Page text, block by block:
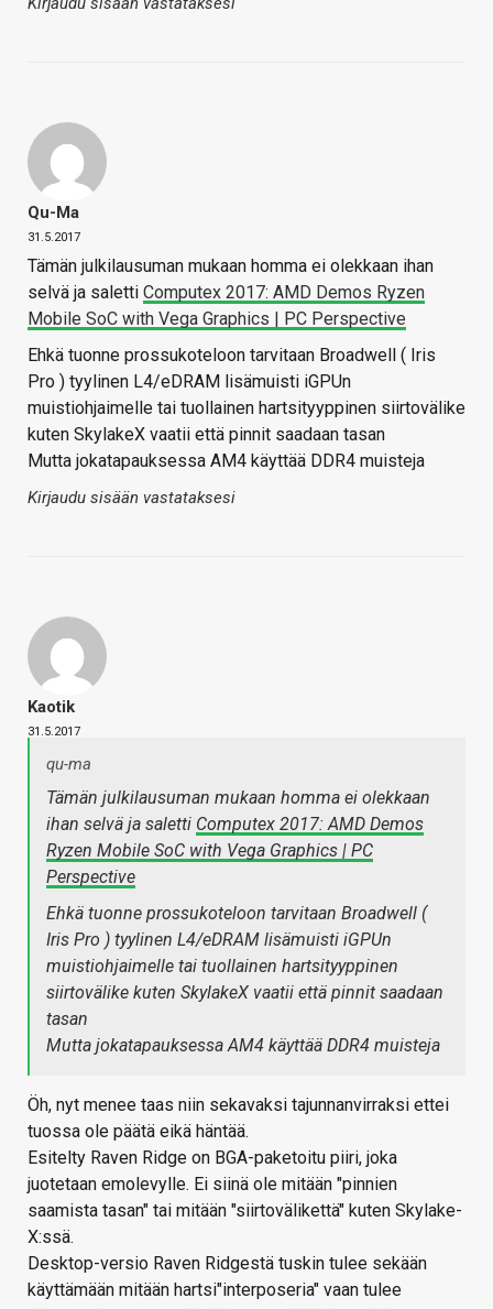
Qu-Ma
31.5.2017
Tämän julkilausuman mukaan homma ei olekkaan ihan
selvä ja saletti Computex 2017: AMD Demos Ryzen
Mobile SoC with Vega Graphics | PC Perspective
Ehkä tuonne prossukoteloon tarvitaan Broadwell ( Iris
Pro ) tyylinen L4/eDRAM lisämuisti iGPUn
muistiohjaimelle tai tuollainen hartsityyppinen siirtovälike
kuten SkylakeX vaatii että pinnit saadaan tasan
Mutta jokatapauksessa AM4 käyttää DDR4 muisteja
Kirjaudu sisään vastataksesi
Kaotik
31.5.2017
qu-ma
Tämän julkilausuman mukaan homma ei olekkaan
ihan selvä ja saletti Computex 2017: AMD Demos
Ryzen Mobile SoC with Vega Graphics | PC
Perspective
Ehkä tuonne prossukoteloon tarvitaan Broadwell (
Iris Pro ) tyylinen L4/eDRAM lisämuisti iGPUn
muistiohjaimelle tai tuollainen hartsityyppinen
siirtovälike kuten SkylakeX vaatii että pinnit saadaan
tasan
Mutta jokatapauksessa AM4 käyttää DDR4 muisteja
Öh, nyt menee taas niin sekavaksi tajunnanvirraksi ettei
tuossa ole päätä eikä häntää.
Esitelty Raven Ridge on BGA-paketoitu piiri, joka
juotetaan emolevylle. Ei siinä ole mitään "pinnien
saamista tasan" tai mitään "siirtovälikettä" kuten Skylake-
X:ssä.
Desktop-versio Raven Ridgestä tuskin tulee sekään
käyttämään mitään hartsi"interposeria" vaan tulee